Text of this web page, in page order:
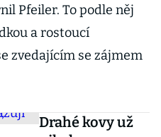
Pfeiler. To podle něj
a rostoucí
zvedajícím se zájmem
Drahé kovy už